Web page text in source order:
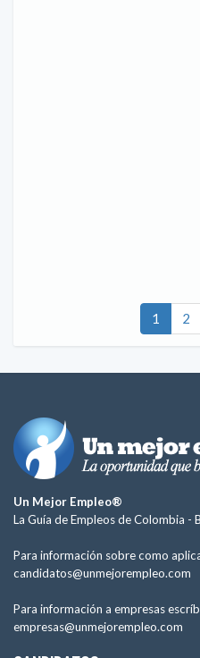
1 2
Un Mejor Empleo®
La Guía de Empleos de Colombia -
Para información sobre como
candidatos@unmejorempleo.com
Para información a empresas
empresas@unmejorempleo.com